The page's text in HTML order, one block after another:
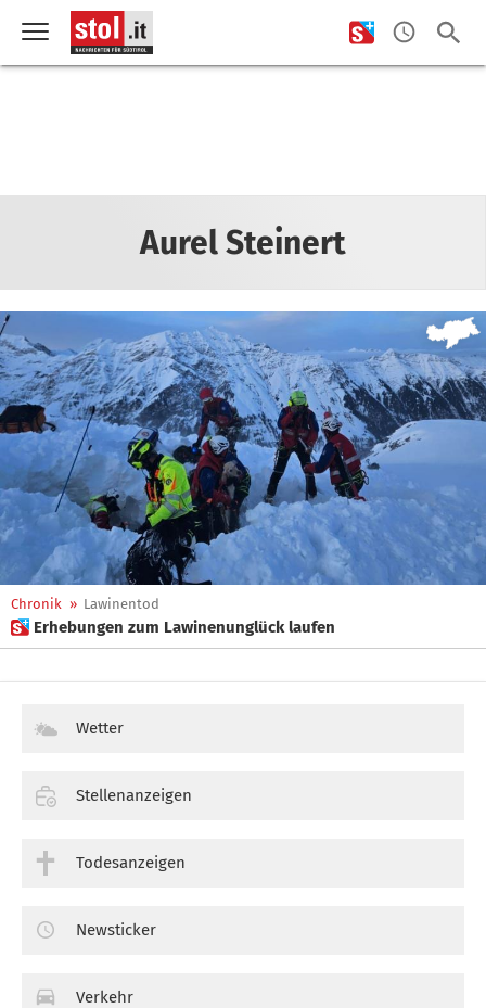
Aurel Steinert
Chronik » Lawinentod
 Erhebungen zum Lawinenunglück laufen
Wetter
Stellenanzeigen
Todesanzeigen
Newsticker
Verkehr